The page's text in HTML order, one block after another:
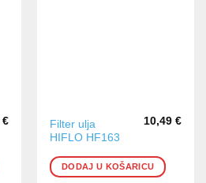
€
Filter ulja
HIFLO HF163
10,49 €
DODAJ U KOŠARICU